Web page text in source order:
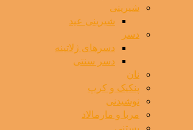
شیرینی
شیرینی عید
دسر
دسرهای ژلاتینه
دسر سنتی
نان
پنکیک و کرپ
نوشیدنی
مربا و مارمالاد